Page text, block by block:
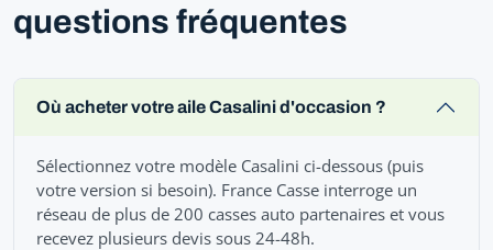
questions fréquentes
Où acheter votre aile Casalini d'occasion ?
Sélectionnez votre modèle Casalini ci-dessous (puis
votre version si besoin). France Casse interroge un
réseau de plus de 200 casses auto partenaires et vous
recevez plusieurs devis sous 24-48h.